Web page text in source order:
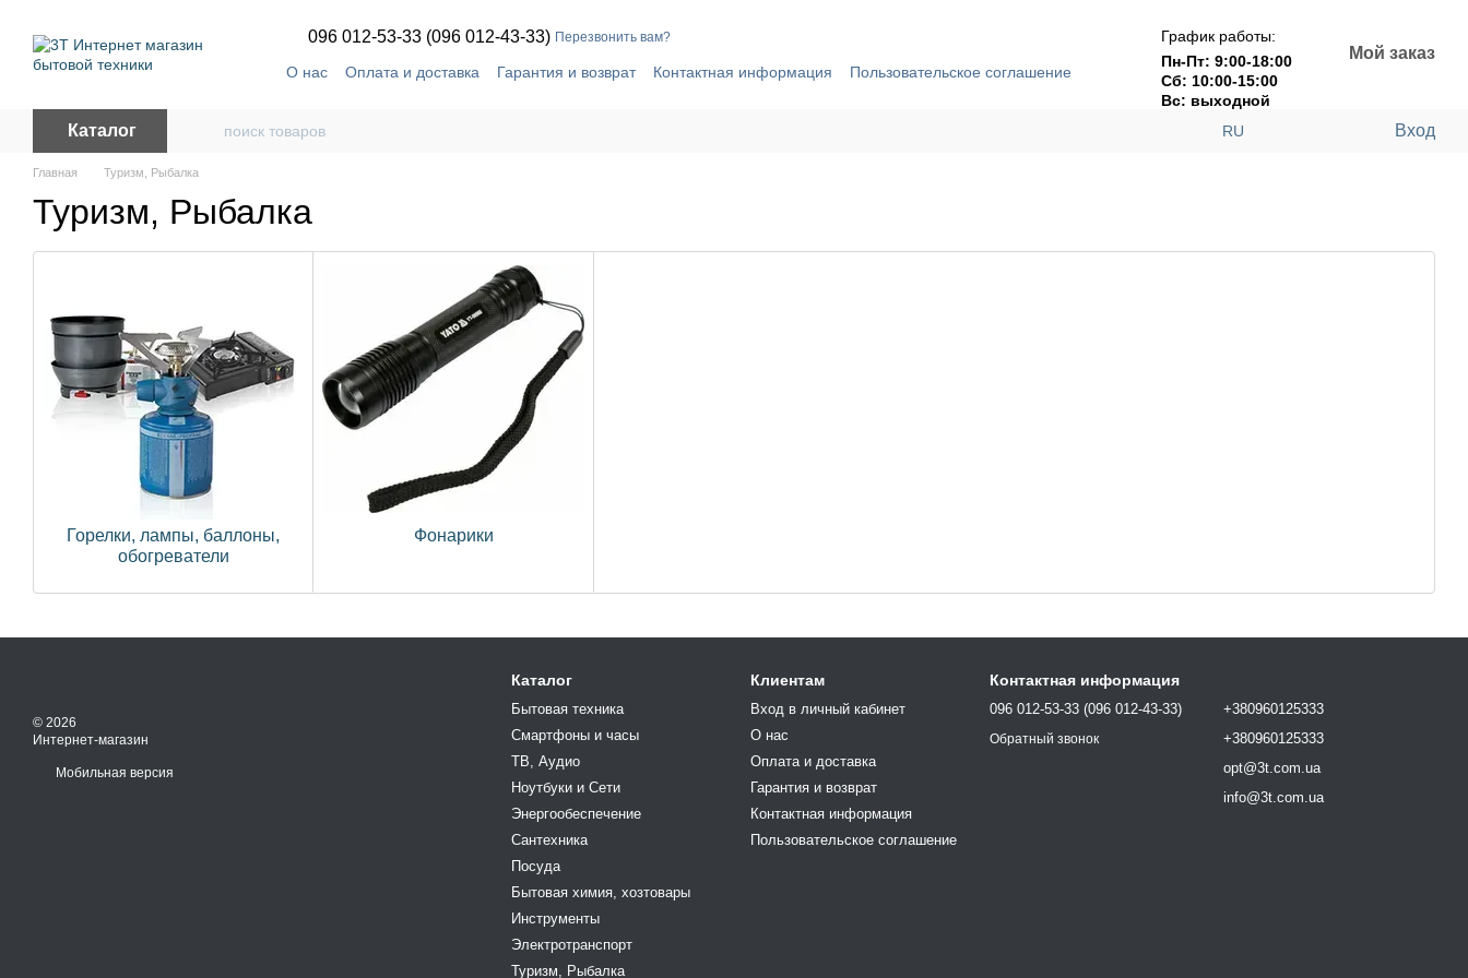
096 012-53-33 (096 012-43-33) Перезвонить вам?
О нас Оплата и доставка Гарантия и возврат Контактная информация Пользовательское соглашение
График работы:
Пн-Пт: 9:00-18:00
Сб: 10:00-15:00
Вс: выходной
Мой заказ
Каталог RU Вход
Главная Туризм, Рыбалка
Туризм, Рыбалка
Горелки, лампы, баллоны,
обогреватели
Фонарики
© 2026
Интернет-магазин
Мобильная версия
Каталог
Бытовая техника
Смартфоны и часы
ТВ, Аудио
Ноутбуки и Сети
Энергообеспечение
Сантехника
Посуда
Бытовая химия, хозтовары
Инструменты
Электротранспорт
Туризм, Рыбалка
Клиентам
Вход в личный кабинет
О нас
Оплата и доставка
Гарантия и возврат
Контактная информация
Пользовательское соглашение
Контактная информация
096 012-53-33 (096 012-43-33)
Обратный звонок
+380960125333
+380960125333
opt@3t.com.ua
info@3t.com.ua